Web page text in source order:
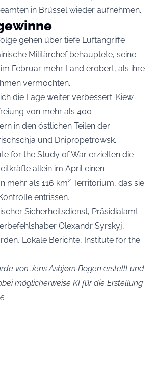
in Brüssel wieder aufnehmen.
gehen über tiefe Luftangriffe
Militärchef behauptete, seine
Februar mehr Land erobert, als ihre
vermochten.
die Lage weiter verbessert. Kiew
von mehr als 400
in den östlichen Teilen der
und Dnipropetrowsk.
for the Study of War erzielten die
allein im April einen
mehr als 116 km² Territorium, das sie
entrissen.
Sicherheitsdienst, Präsidialamt
Olexandr Syrskyj,
Lokale Berichte, Institute for the
von Jens Asbjørn Bogen erstellt und
möglicherweise KI für die Erstellung